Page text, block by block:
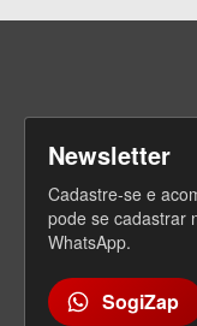
Newsletter
Cadastre-se e
pode se cadastrar
WhatsApp.
SogiZap